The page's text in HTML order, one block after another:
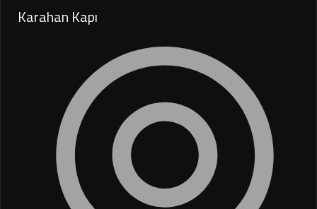
Karahan Kapı